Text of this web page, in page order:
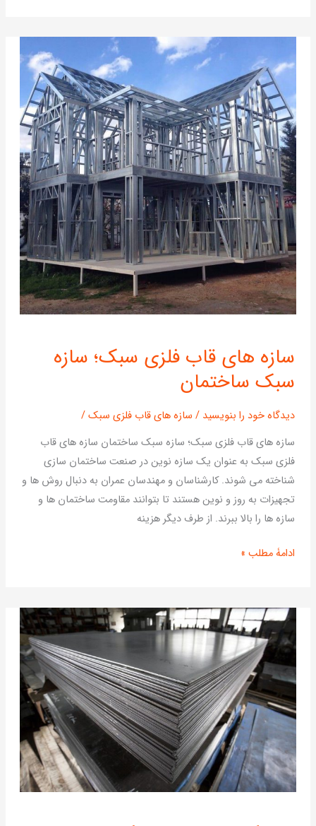
سازه های قاب فلزی سبک؛ سازه
سبک ساختمان
دیدگاه‌ خود را بنویسید / سازه های قاب فلزی سبک/
سازه های قاب فلزی سبک؛ سازه سبک ساختمان سازه های قاب
فلزی سبک به عنوان یک سازه نوین در صنعت ساختمان سازی
شناخته می شوند. کارشناسان و مهندسان عمران به دنبال روش ها و
تجهیزات به روز و نوین هستند تا بتوانند مقاومت ساختمان ها و
سازه ها را بالا ببرند. از طرف دیگر هزینه
های
قاب
فلزی
سبک؛
سازه
سبک
ساختمان
ادامۀ مطلب »